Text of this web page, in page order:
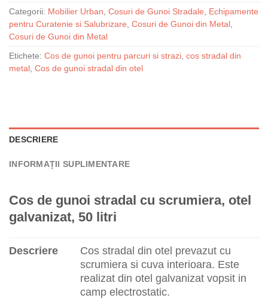
Categorii: Mobilier Urban Cosuri de Gunoi Stradale
Echipamente
pentru Curatenie si Salubrizare Cosuri de Gunoi din Metal
Cosuri de Gunoi din Metal
Etichete: Cos de gunoi pentru parcuri si strazi cos stradal din
metal Cos de gunoi stradal din otel
DESCRIERE
INFORMAȚII SUPLIMENTARE
Cos de gunoi stradal cu scrumiera, otel
galvanizat, 50 litri
Descriere
Cos stradal din otel prevazut cu
scrumiera si cuva interioara. Este
realizat din otel galvanizat vopsit in
camp electrostatic.